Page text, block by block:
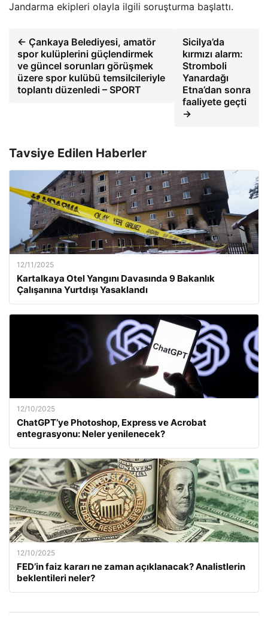
Jandarma ekipleri olayla ilgili soruşturma başlattı.
← Çankaya Belediyesi, amatör
spor kulüplerini güçlendirmek
ve güncel sorunları görüşmek
üzere spor kulübü temsilcileriyle
toplantı düzenledi – SPORT
Sicilya’da
kırmızı alarm:
Stromboli
Yanardağı
Etna’dan sonra
faaliyete geçti
→
Tavsiye Edilen Haberler
12/11/2025
Kartalkaya Otel Yangını Davasında 9 Bakanlık
Çalışanına Yurtdışı Yasaklandı
12/10/2025
ChatGPT’ye Photoshop, Express ve Acrobat
entegrasyonu: Neler yenilenecek?
12/10/2025
FED’in faiz kararı ne zaman açıklanacak? Analistlerin
beklentileri neler?